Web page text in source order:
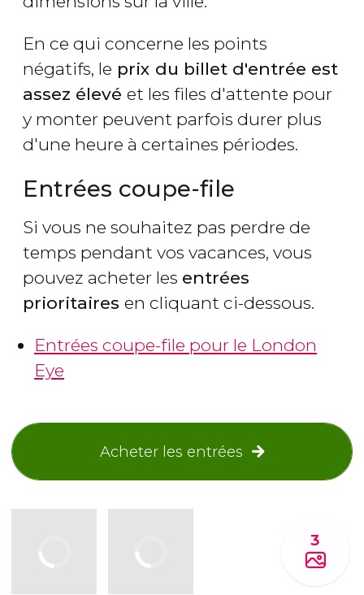
En ce qui concerne les points
négatifs, le prix du billet d'entrée est
assez élevé et les files d'attente pour
y monter peuvent parfois durer plus
d'une heure à certaines périodes.
Entrées coupe-file
Si vous ne souhaitez pas perdre de
temps pendant vos vacances, vous
pouvez acheter les entrées
prioritaires en cliquant ci-dessous.
Entrées coupe-file pour le London
Eye
Acheter les entrées
3